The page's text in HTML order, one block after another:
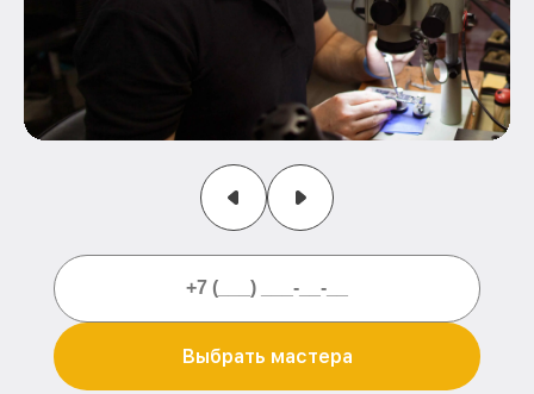
Выбрать мастера